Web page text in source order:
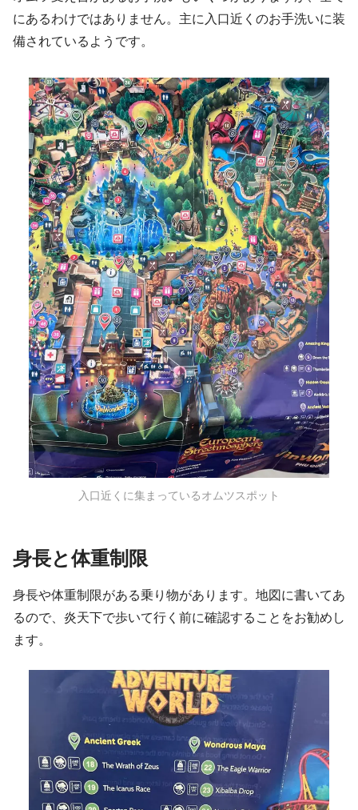
にあるわけではありません。主に入口近くのお手洗いに装
備されているようです。
入口近くに集まっているオムツスポット
身長と体重制限
身長や体重制限がある乗り物があります。地図に書いてあ
るので、炎天下で歩いて行く前に確認することをお勧めし
ます。